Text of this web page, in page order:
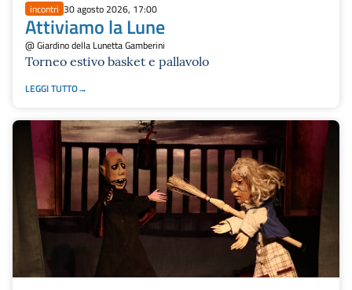
incontri 30 agosto 2026, 17:00
Attiviamo la Lune
@ Giardino della Lunetta Gamberini
Torneo estivo basket e pallavolo
LEGGI TUTTO